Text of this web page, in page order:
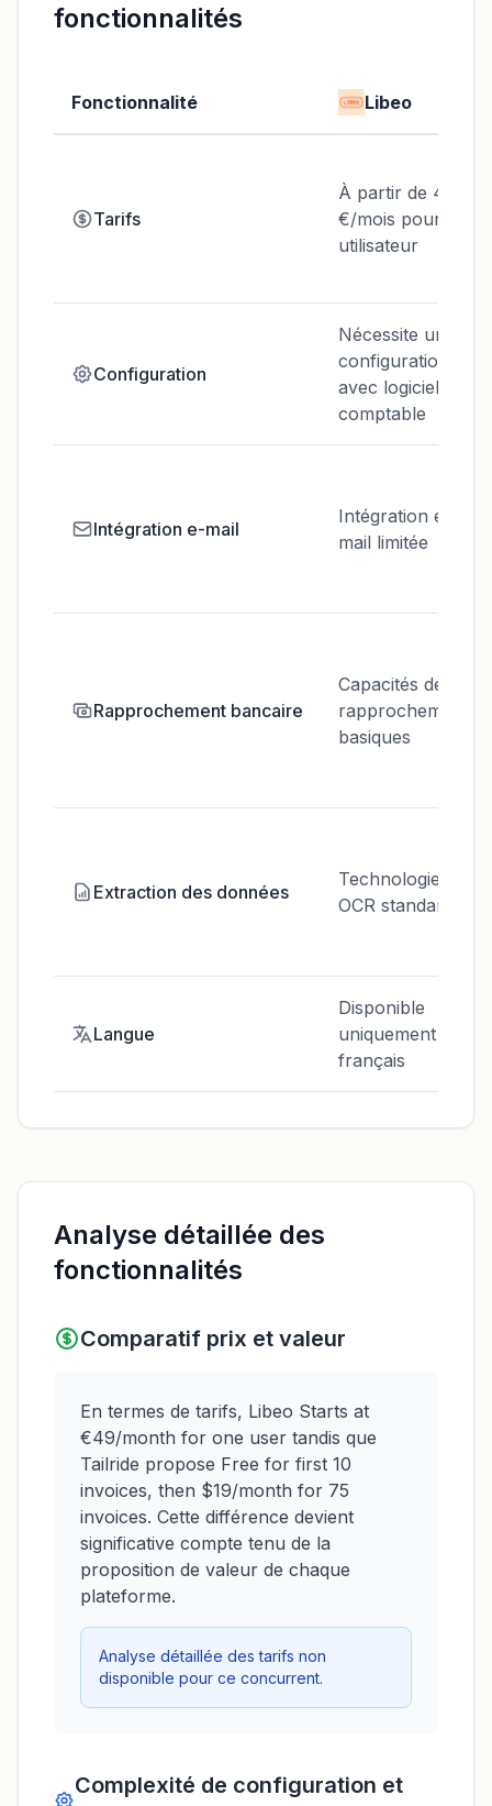
fonctionnalités
Fonctionnalité Libeo
Tarifs
À partir de 49
€/mois pour un
utilisateur
Configuration
Nécessite une
configuration
avec logiciel
comptable
Intégration e-mail
Intégration e-
mail limitée
Rapprochement bancaire
Capacités de
rapprochement
basiques
Extraction des données
Technologie
OCR standard
Langue
Disponible
uniquement en
français
Analyse détaillée des
fonctionnalités
Comparatif prix et valeur
En termes de tarifs, Libeo Starts at
€49/month for one user tandis que
Tailride propose Free for first 10
invoices, then $19/month for 75
invoices. Cette différence devient
significative compte tenu de la
proposition de valeur de chaque
plateforme.
Analyse détaillée des tarifs non
disponible pour ce concurrent.
Complexité de configuration et